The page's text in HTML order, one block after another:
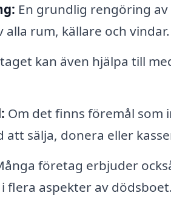
En grundlig rengöring
rum, källare och vindar.
kan även hjälpa till
Om det finns föremål som
sälja, donera eller
företag erbjuder
flera aspekter av dödsboet.